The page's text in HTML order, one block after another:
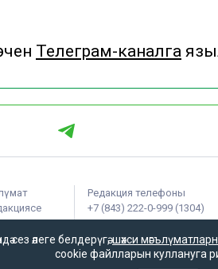
Телеграм-каналга
Редакция телефоны
+7 (843) 222-0-999 (1304)
Редакциянең электрон
infotat@tatar-inform.ru
әлеге белдерүгә,шәхси
cookie файлларын куллануга